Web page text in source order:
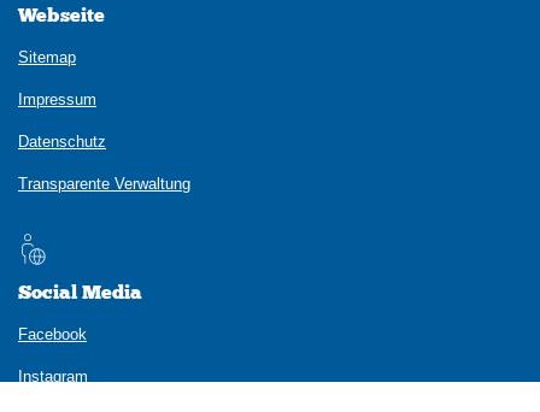
Webseite
Sitemap
Impressum
Datenschutz
Transparente Verwaltung
Social Media
Facebook
Instagram